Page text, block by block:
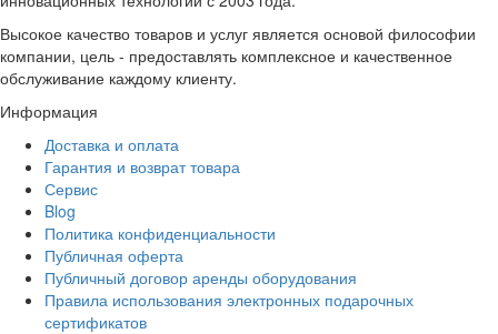
Высокое качество товаров и услуг является основой философии
компании, цель - предоставлять комплексное и качественное
обслуживание каждому клиенту.
Информация
Доставка и оплата
Гарантия и возврат товара
Сервис
Blog
Политика конфиденциальности
Публичная оферта
Публичный договор аренды оборудования
Правила использования электронных подарочных
сертификатов